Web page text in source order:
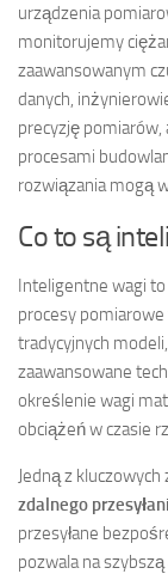
urządzenia
monitorujemy
zaawansowanym
danych,
precyzję
procesami
rozwiązania mogą
Co to są
Inteligentne wagi
procesy
tradycyjnych
zaawansowane
określenie wagi
obciążeń w czasie
Jedną z
zdalnego
przesyłane
pozwala na